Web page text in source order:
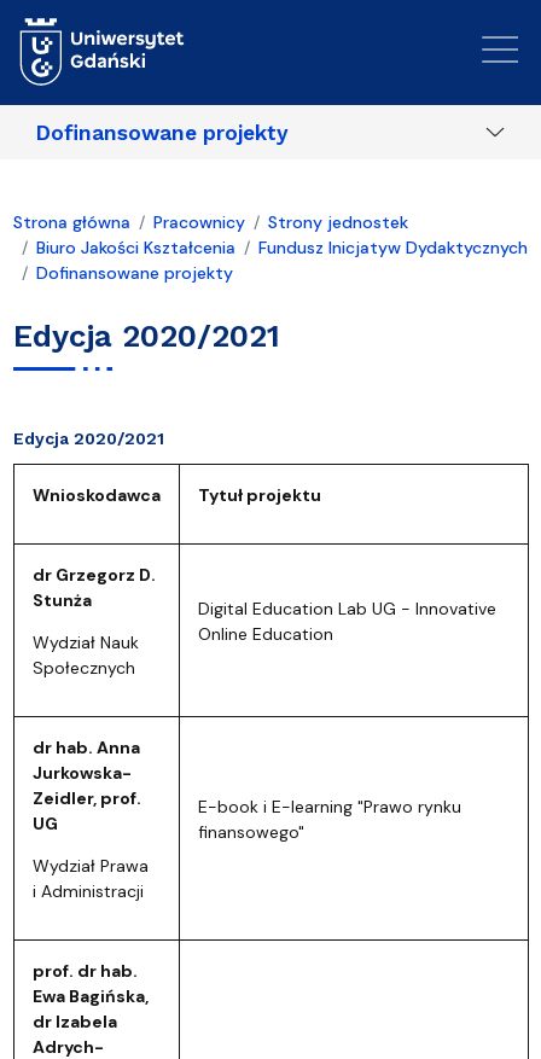
Dofinansowane projekty
Strona główna Pracownicy
Strony jednostek
Biuro Jakości Kształcenia
Fundusz Inicjatyw Dydaktycznych
Dofinansowane projekty
Edycja 2020/2021
Edycja 2020/2021
Wnioskodawca Tytuł projektu
dr Grzegorz D.
Stunża
Wydział Nauk
Społecznych
Digital Education Lab UG - Innovative
Online Education
dr hab. Anna
Jurkowska-
Zeidler, prof.
UG
Wydział Prawa
i Administracji
E-book i E-learning "Prawo rynku
finansowego"
prof. dr hab.
Ewa Bagińska,
dr Izabela
Adrych-